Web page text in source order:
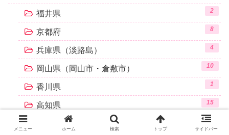
福井県 2
京都府 8
兵庫県（淡路島） 4
岡山県（岡山市・倉敷市） 10
香川県 1
高知県 15
沖縄県（本島） 27
メニュー ホーム 検索 トップ サイドバー